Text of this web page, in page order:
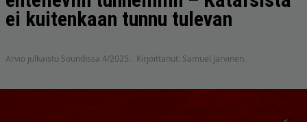
ei kuitenkaan tunnu tulevan
Arvio julkaistu Soundissa 4/2025. Kirjoittanut: Samuel Järvinen.